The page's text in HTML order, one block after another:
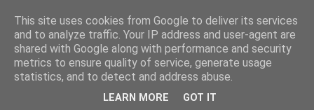
This site uses cookies from Google to deliver its services
and to analyze traffic. Your IP address and user-agent are
shared with Google along with performance and security
metrics to ensure quality of service, generate usage
statistics, and to detect and address abuse.
LEARN MORE GOT IT